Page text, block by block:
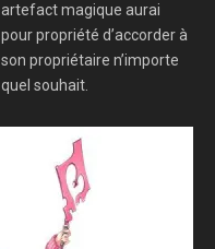
artefact magique aurai
pour propriété d’accorder à
son propriétaire n’importe
quel souhait.